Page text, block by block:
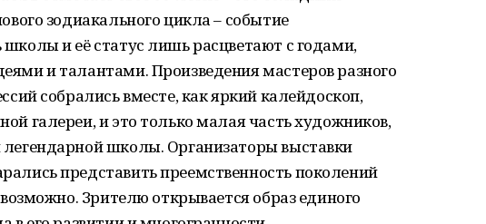
зодиакального цикла – событие
и её статус лишь расцветают с годами,
и талантами. Произведения мастеров разного
собрались вместе, как яркий калейдоскоп,
галереи, и это только малая часть художников,
школы. Организаторы выставки
представить преемственность поколений
Зрителю открывается образ единого